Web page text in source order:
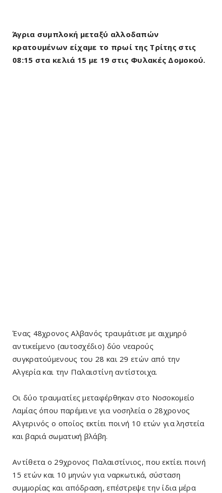
Άγρια συμπλοκή μεταξύ αλλοδαπών
κρατουμένων είχαμε το πρωί της Τρίτης στις
08:15 στα κελιά 15 με 19 στις Φυλακές Δομοκού.
Ένας 48χρονος Αλβανός τραυμάτισε με αιχμηρό
αντικείμενο (αυτοσχέδιο) δύο νεαρούς
συγκρατούμενους του 28 και 29 ετών από την
Αλγερία και την Παλαιστίνη αντίστοιχα.
Οι δύο τραυματίες μεταφέρθηκαν στο Νοσοκομείο
Λαμίας όπου παρέμεινε για νοσηλεία ο 28χρονος
Αλγερινός ο οποίος εκτίει ποινή 10 ετών για ληστεία
και βαριά σωματική βλάβη.
Αντίθετα ο 29χρονος Παλαιστίνιος, που εκτίει ποινή
15 ετών και 10 μηνών για ναρκωτικά, σύσταση
συμμορίας και απόδραση, επέστρεψε την ίδια μέρα